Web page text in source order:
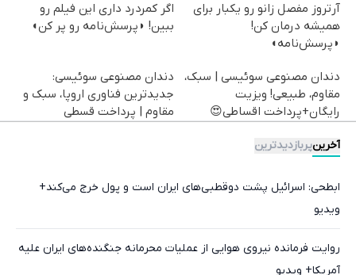
آرتروز مفصل زانو رو یکبار برای
همیشه درمان کن!
◗پرسش‌نامه◖
اگر کمردرد داری این فیلم رو
ببین! ◗پرسش‌نامه رو پر کن◖
دندان مصنوعی سوئیسی | سبک،
مقاوم، طبیعی! ویزیت
رایگان+پرداخت اقساطی😍
دندان مصنوعی سوئیسی:
جدیدترین فناوری اروپا، سبک و
مقاوم | پرداخت قسطی
آخرینپربازدیدترین
ابطحی: اسرائیل پشت دوقطبی‌های ایران است و پول خرج می‌کند+
ویدیو
روایت فرمانده نیروی هوایی از عملیات محرمانه جنگنده‌های ایران علیه
آمریکا+ ویدیو